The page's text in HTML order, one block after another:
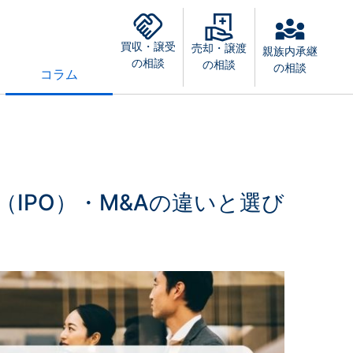
コラム
買収・譲受
の相談
売却・譲渡
の相談
親族内承継
の相談
IPO）・M&Aの違いと選び